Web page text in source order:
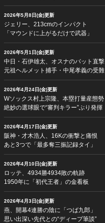
2026年5月8日(金)更新
ジェリー、213cmのインパクト
「マウンドに上がるだけで武器」
2026年5月1日(金)更新
中日・石伊雄太、オスナのバット直撃
元祖ヘルメット捕手・中尾孝義の受難
2026年4月24日(金)更新
Wソックス村上宗隆、本塁打量産態勢
絶妙の選球眼で“審判キラー”ぶり発揮
2026年4月17日(金)更新
阪神・才木浩人、16Kの衝撃と痛恨
あと3つで「最多奪三振記録タイ」
2026年4月10日(金)更新
ロッテ、4934勝4934敗の軌跡
1950年に「初代王者」の金看板
2026年4月3日(金)更新
燕、開幕4連勝の陰に「つば九郎」
思い出深い先代との“ディープ筆談”